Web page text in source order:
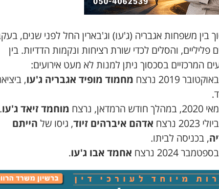
בין משפחות אגבריה (ג'עו) וג'בארין החל לפני שנים,
פליליים, והסלים לכדי שורת רציחות ונקמות הדדיות. בין
המרכזיים בסכסוך ניתן למנות לא מעט אירועים:
מחמוד מופיד אגבריה ג'עו,
מוחמד זיאד ג'עו.
אדהם איברהים זיוד, גיסו של הייתם
, בכניסה לביתו.
אחמד אבו ג'עו.